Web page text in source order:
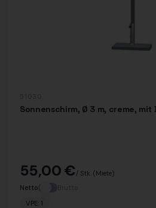
Sonnenschirm, Ø 3 m, creme,
55,00 € / Stk. (Miete)
Netto
VPE: 1